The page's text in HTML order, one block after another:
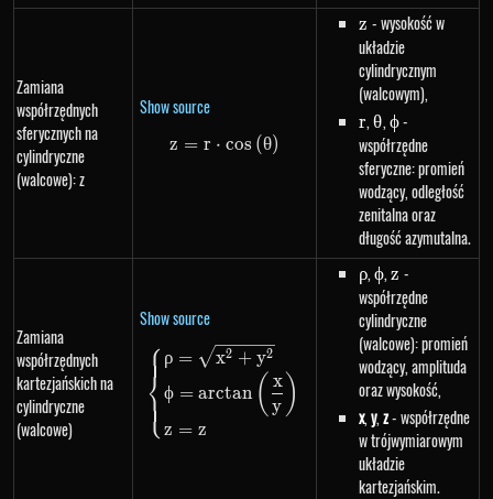
Zamiana
współrzędnych
sferycznych na
cylindryczne
(walcowe): z
Show source
z=r \cdot cos\left(\theta\right)
z = r ⋅ cos (θ)
z
z - wysokość w
układzie
cylindrycznym
(walcowym),
r
r,\theta
θ, \phi
ϕ-
współrzędne
sferyczne: promień
wodzący, odległość
zenitalna oraz
długość azymutalna.
Zamiana
współrzędnych
kartezjańskich na
cylindryczne
(walcowe)
Show source
⎩
⎨
⎧ ρ = x2 + y2
ϕ = arctan ( y
x )
z = z
\rho
ρ, \phi
ϕ, z
z -
współrzędne
cylindryczne
(walcowe): promień
wodzący, amplituda
oraz wysokość,
x,y,z- współrzędne
w trójwymiarowym
układzie
kartezjańskim.